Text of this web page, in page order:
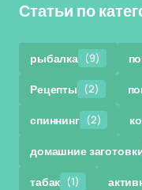
Статьи по
рыбалка (9)
Рецепты (2)
спиннинг (2)
домашние
табак (1)